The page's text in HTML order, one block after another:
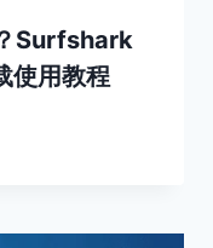
Surfshark
使用教程